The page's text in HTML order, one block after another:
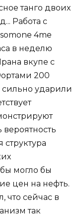
танго двоих
Работа с
4me
в неделю
вкупе с
200
сильно ударили
структура
могло бы
цен на нефть.
что сейчас в
так